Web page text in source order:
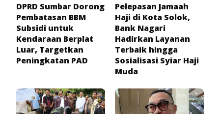
DPRD Sumbar Dorong
Pembatasan BBM
Subsidi untuk
Kendaraan Berplat
Luar, Targetkan
Peningkatan PAD
Pelepasan Jamaah
Haji di Kota Solok,
Bank Nagari
Hadirkan Layanan
Terbaik hingga
Sosialisasi Syiar Haji
Muda